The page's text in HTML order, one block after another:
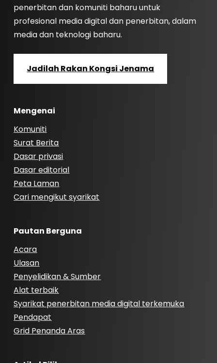
penerbitan dan komuniti baharu untuk
profesional media digital dan penerbitan, dalam
media dan teknologi baharu.
Jadilah Rakan Kongsi Jenama
Mengenai
Komuniti
Surat Berita
Dasar privasi
Dasar editorial
Peta Laman
Cari mengikut syarikat
Pautan Berguna
Acara
Ulasan
Penyelidikan & Sumber
Alat terbaik
Syarikat penerbitan media digital terkemuka
Pendapat
Grid Penanda Aras